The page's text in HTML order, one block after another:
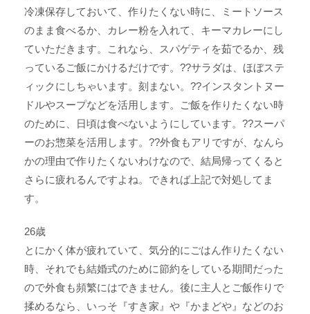
冷凍保存しておいて、作りたくない時に、ミートソース
のまま食べるか、カレー粉を入れて、キーマカレーにし
ていただきます。これなら、スパゲティを茹でるか、残
っているご飯にかけるだけです。??サラダは、ほぼステ
ィックにしちゃいます。刻まない。??インスタントヌー
ドルやスープなどを活用します。ご飯を作りたくない時
のために、日頃は食べないようにしています。??スーパ
ーのお惣菜を活用します。??外食もアリですが、なんら
かの理由で作りたくないわけなので、結局帰ってくると
さらに疲れるんですよね。できれば上記で対処してま
す。
26歳
とにかく体が疲れていて、気分的にごはん作りたくない
時、それでも結婚式のために節約をしている期間だった
ので外食も頻繁にはできません。後に主人とご飯作りで
揉めるなら、いっそ『すき家』や『かまどや』などのお